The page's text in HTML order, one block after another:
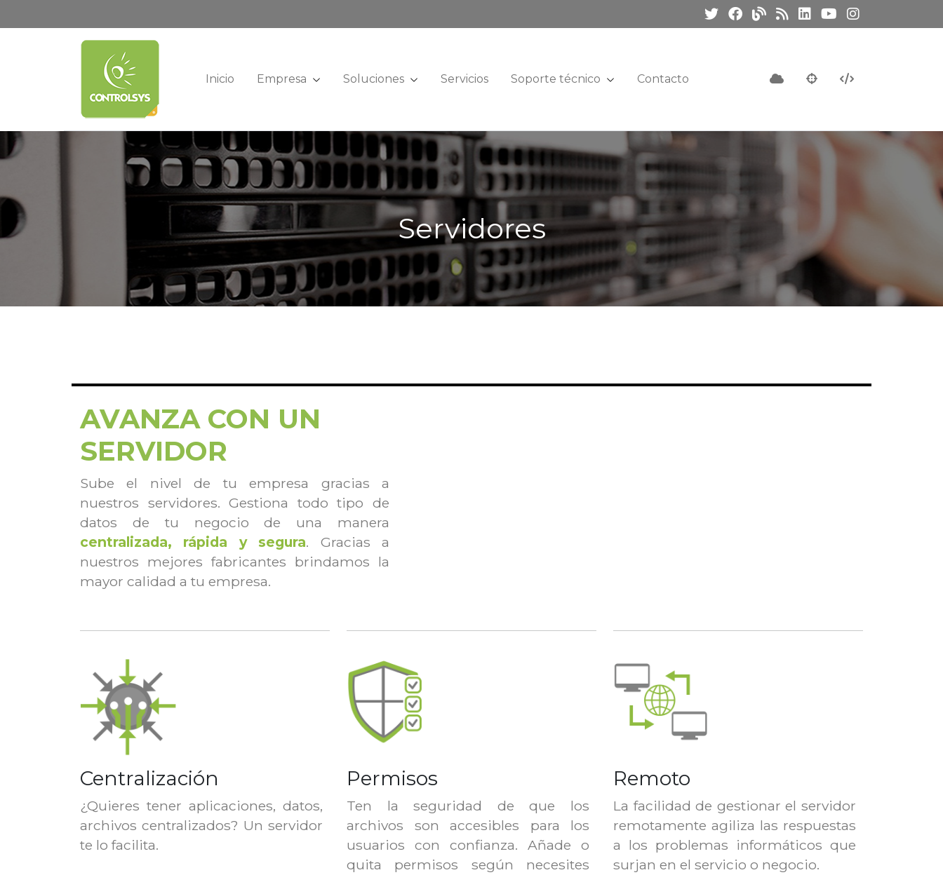
Inicio Empresa Soluciones Servicios Soporte técnico Contacto
Servidores
AVANZA CON UN
SERVIDOR
Sube el nivel de tu empresa gracias a
nuestros servidores. Gestiona todo tipo de
datos de tu negocio de una manera
centralizada, rápida y segura. Gracias a
nuestros mejores fabricantes brindamos la
mayor calidad a tu empresa.
Centralización
¿Quieres tener aplicaciones, datos,
archivos centralizados? Un servidor
te lo facilita.
Permisos
Ten la seguridad de que los
archivos son accesibles para los
usuarios con confianza. Añade o
quita permisos según necesites
Remoto
La facilidad de gestionar el servidor
remotamente agiliza las respuestas
a los problemas informáticos que
surjan en el servicio o negocio.